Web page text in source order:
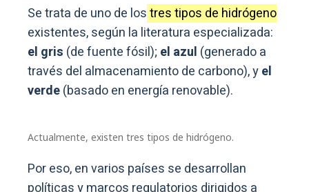
Se trata de uno de lostres tipos de hidrógeno
existentes, según la literatura especializada:
el gris (de fuente fósil); el azul (generado a
través del almacenamiento de carbono), yel
verde(basado en energía renovable).
Actualmente, existen tres tipos de hidrógeno.
Por eso, en varios países se desarrollan